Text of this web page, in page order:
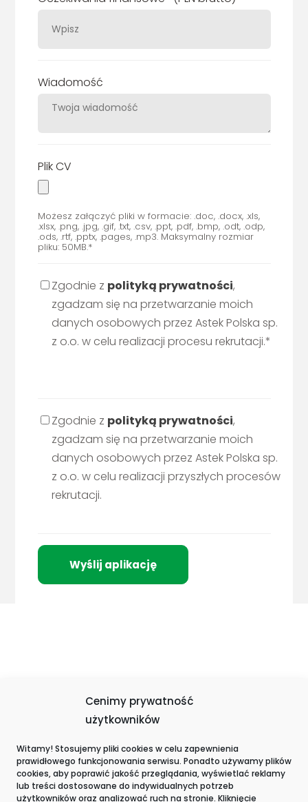
Cenimy prywatność
użytkowników
Witamy! Stosujemy pliki cookies w celu zapewnienia
prawidłowego funkcjonowania serwisu. Ponadto używamy plików
cookies, aby poprawić jakość przeglądania, wyświetlać reklamy
lub treści dostosowane do indywidualnych potrzeb
użytkowników oraz analizować ruch na stronie. Kliknięcie
Wiadomość
Plik CV
Możesz załączyć pliki w formacie: .doc, .docx, .xls,
.xlsx, .png, .jpg, .gif, .txt, .csv, .ppt, .pdf, .bmp, .odt, .odp,
.ods, .rtf, .pptx, .pages, .mp3. Maksymalny rozmiar
pliku: 50MB.*
Zgodnie z polityką prywatności,
zgadzam się na przetwarzanie moich
danych osobowych przez Astek Polska sp.
z o.o. w celu realizacji procesu rekrutacji.*
Zgodnie z polityką prywatności,
zgadzam się na przetwarzanie moich
danych osobowych przez Astek Polska sp.
z o.o. w celu realizacji przyszłych procesów
rekrutacji.
Wyróżnienia i certyfikacje